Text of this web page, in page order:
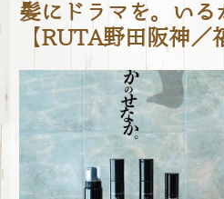
髪にドラマを。いる
【RUTA野田阪神／